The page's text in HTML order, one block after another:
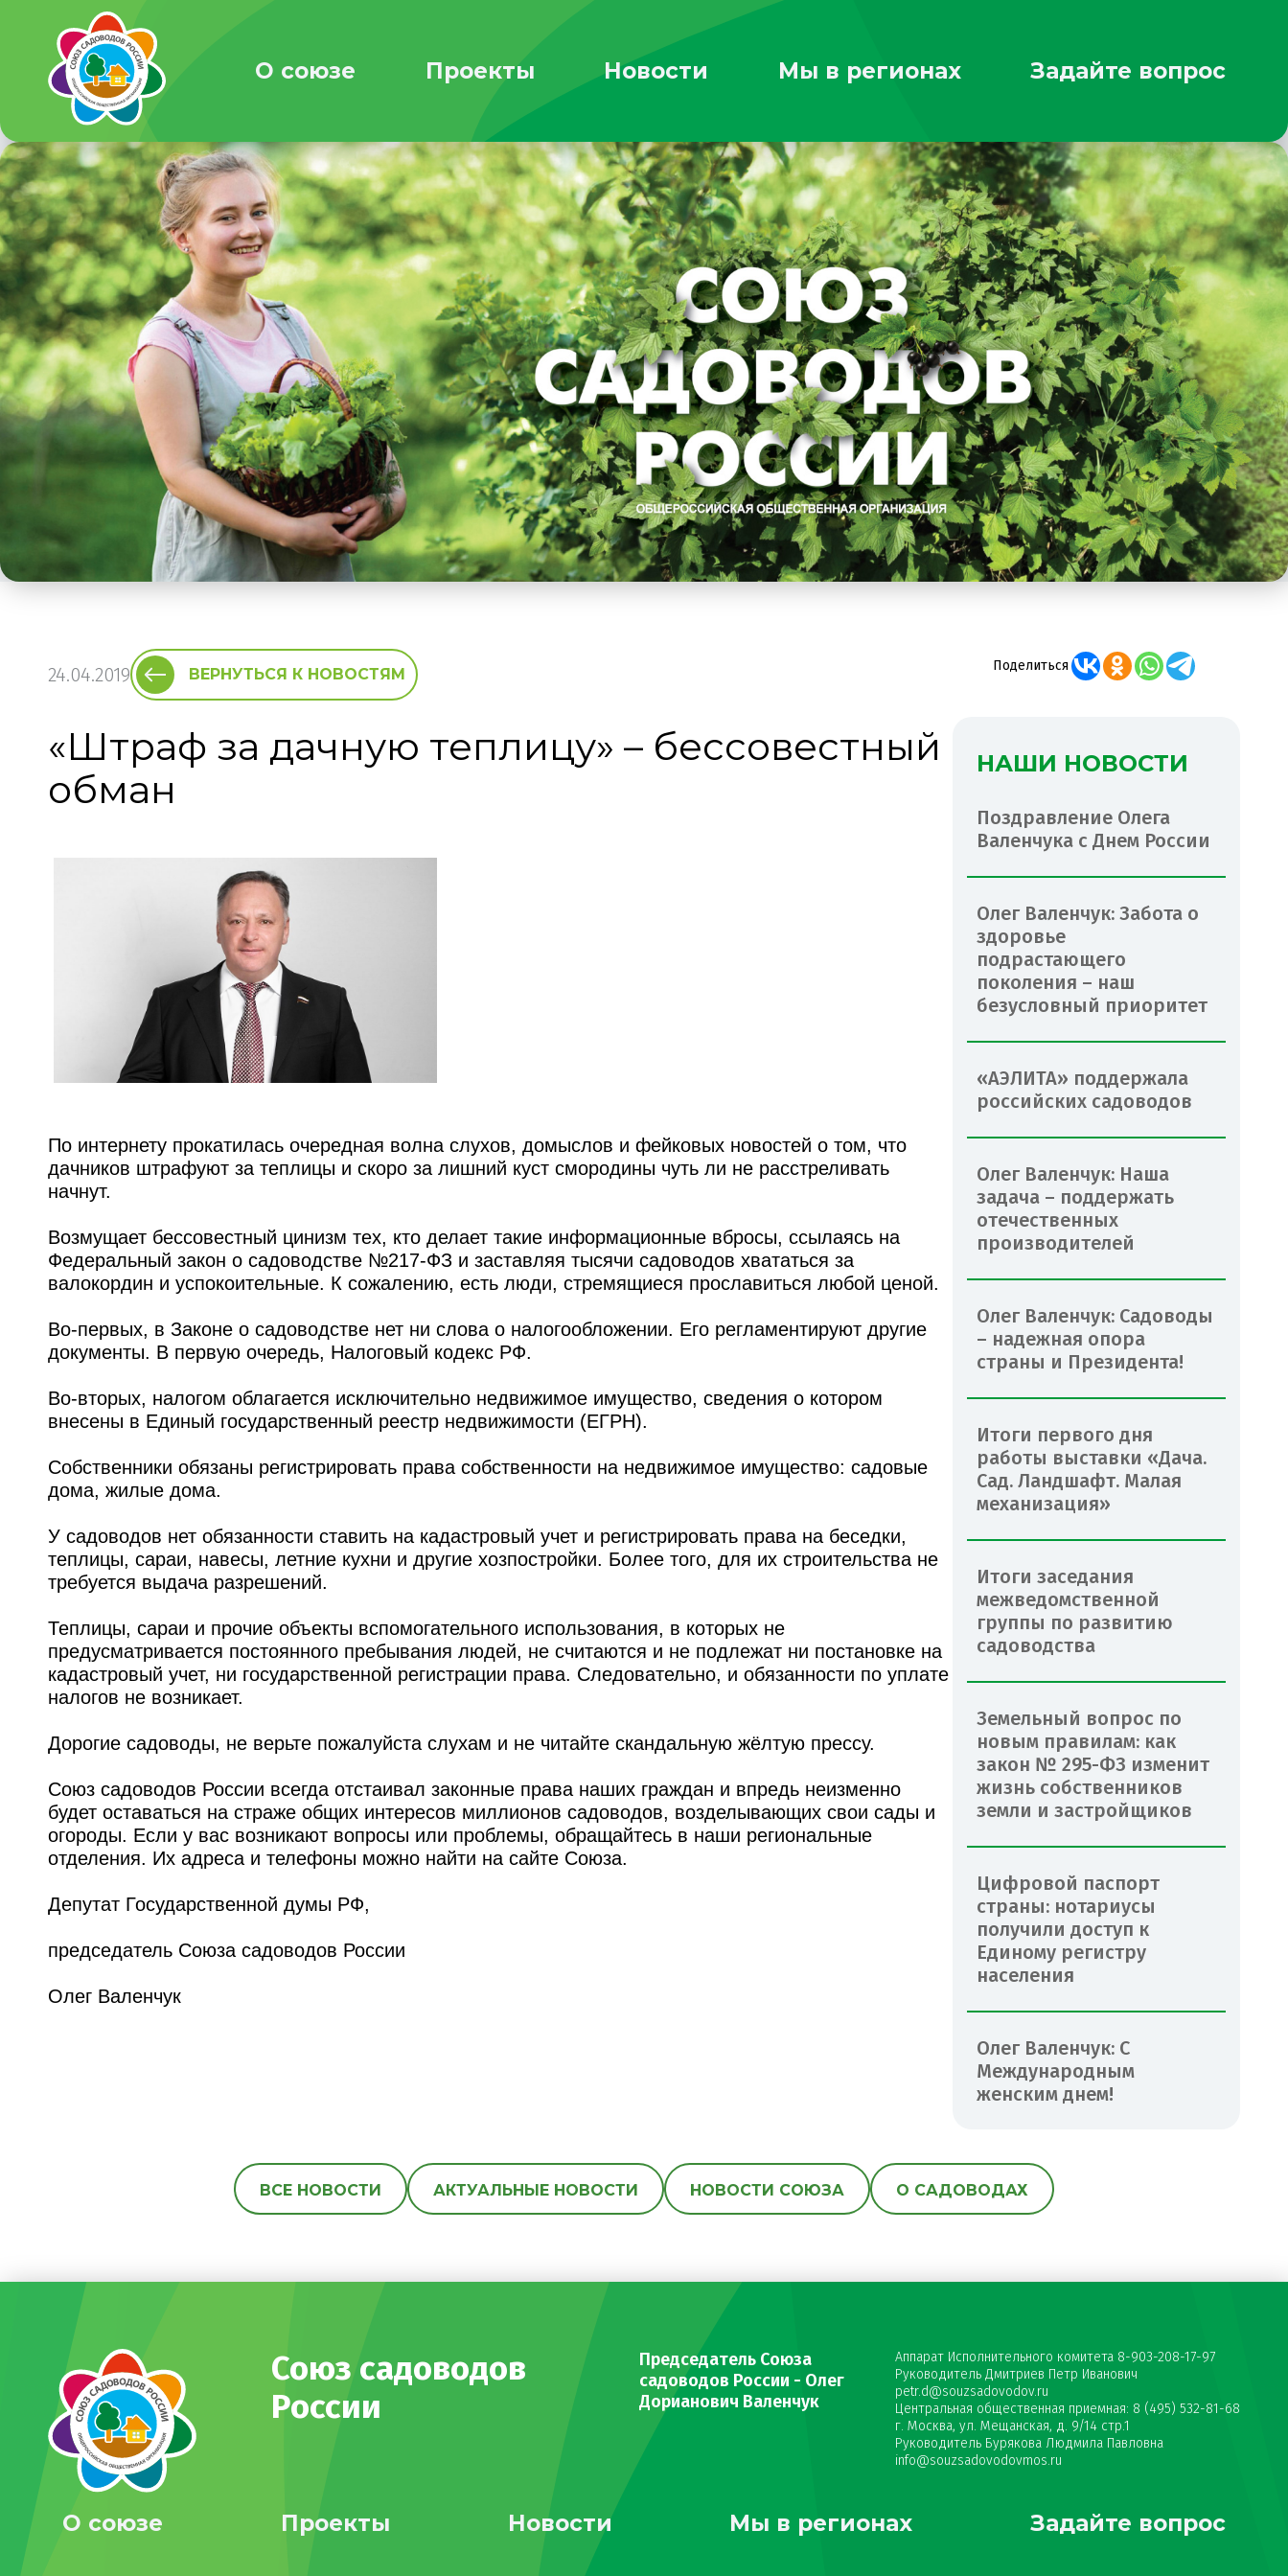
О союзе Проекты Новости Мы в регионах Задайте вопрос
24.04.2019 ВЕРНУТЬСЯ К НОВОСТЯМ
«Штраф за дачную теплицу» – бессовестный
обман
По интернету прокатилась очередная волна слухов, домыслов и фейковых новостей о том, что
дачников штрафуют за теплицы и скоро за лишний куст смородины чуть ли не расстреливать
начнут.
Возмущает бессовестный цинизм тех, кто делает такие информационные вбросы, ссылаясь на
Федеральный закон о садоводстве №217-ФЗ и заставляя тысячи садоводов хвататься за
валокордин и успокоительные. К сожалению, есть люди, стремящиеся прославиться любой ценой.
Во-первых, в Законе о садоводстве нет ни слова о налогообложении. Его регламентируют другие
документы. В первую очередь, Налоговый кодекс РФ.
Во-вторых, налогом облагается исключительно недвижимое имущество, сведения о котором
внесены в Единый государственный реестр недвижимости (ЕГРН).
Собственники обязаны регистрировать права собственности на недвижимое имущество: садовые
дома, жилые дома.
У садоводов нет обязанности ставить на кадастровый учет и регистрировать права на беседки,
теплицы, сараи, навесы, летние кухни и другие хозпостройки. Более того, для их строительства не
требуется выдача разрешений.
Теплицы, сараи и прочие объекты вспомогательного использования, в которых не
предусматривается постоянного пребывания людей, не считаются и не подлежат ни постановке на
кадастровый учет, ни государственной регистрации права. Следовательно, и обязанности по уплате
налогов не возникает.
Дорогие садоводы, не верьте пожалуйста слухам и не читайте скандальную жёлтую прессу.
Союз садоводов России всегда отстаивал законные права наших граждан и впредь неизменно
будет оставаться на страже общих интересов миллионов садоводов, возделывающих свои сады и
огороды. Если у вас возникают вопросы или проблемы, обращайтесь в наши региональные
отделения. Их адреса и телефоны можно найти на сайте Союза.
Депутат Государственной думы РФ,
председатель Союза садоводов России
Олег Валенчук
Поделиться
НАШИ НОВОСТИ
Поздравление Олега
Валенчука с Днем России
Олег Валенчук: Забота о
здоровье
подрастающего
поколения – наш
безусловный приоритет
«АЭЛИТА» поддержала
российских садоводов
Олег Валенчук: Наша
задача – поддержать
отечественных
производителей
Олег Валенчук: Садоводы
– надежная опора
страны и Президента!
Итоги первого дня
работы выставки «Дача.
Сад. Ландшафт. Малая
механизация»
Итоги заседания
межведомственной
группы по развитию
садоводства
Земельный вопрос по
новым правилам: как
закон № 295-ФЗ изменит
жизнь собственников
земли и застройщиков
Цифровой паспорт
страны: нотариусы
получили доступ к
Единому регистру
населения
Олег Валенчук: С
Международным
женским днем!
ВСЕ НОВОСТИ АКТУАЛЬНЫЕ НОВОСТИ НОВОСТИ СОЮЗА О САДОВОДАХ
Союз садоводов
России
Председатель Союза
садоводов России - Олег
Дорианович Валенчук
Аппарат Исполнительного комитета 8-903-208-17-97
Руководитель Дмитриев Петр Иванович
petr.d@souzsadovodov.ru
Центральная общественная приемная: 8 (495) 532-81-68
г. Москва, ул. Мещанская, д. 9/14 стр.1
Руководитель Бурякова Людмила Павловна
info@souzsadovodovmos.ru
О союзе Проекты Новости Мы в регионах Задайте вопрос